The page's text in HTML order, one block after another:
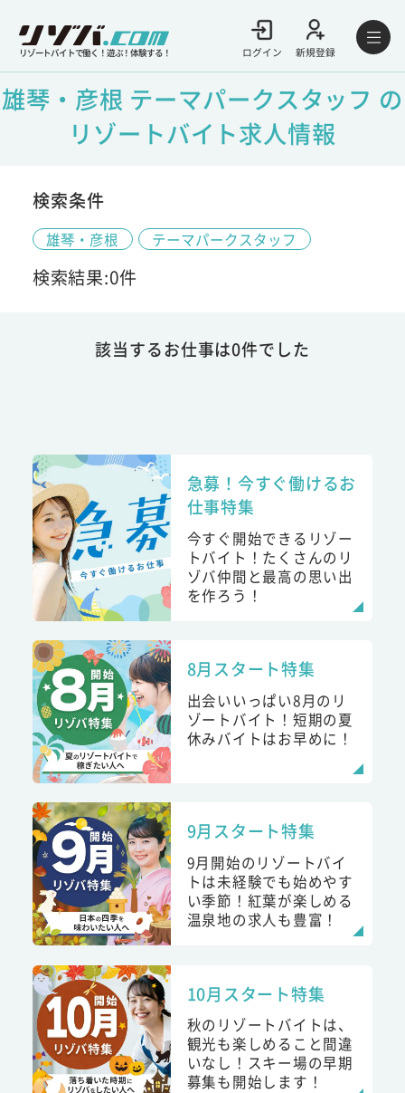
リゾートバイトで働く！遊ぶ！体験する！ ログイン 新規登録
雄琴・彦根 テーマパークスタッフ の
リゾートバイト求人情報
検索条件
雄琴・彦根 テーマパークスタッフ
検索結果:0件
該当するお仕事は0件でした
急募！今すぐ働けるお
仕事特集
今すぐ開始できるリゾー
トバイト！たくさんのリ
ゾバ仲間と最高の思い出
を作ろう！
8月スタート特集
出会いいっぱい8月のリ
ゾートバイト！短期の夏
休みバイトはお早めに！
9月スタート特集
9月開始のリゾートバイ
トは未経験でも始めやす
い季節！紅葉が楽しめる
温泉地の求人も豊富！
10月スタート特集
秋のリゾートバイトは、
観光も楽しめること間違
いなし！スキー場の早期
募集も開始します！